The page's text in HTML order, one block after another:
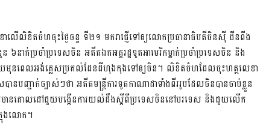
ើ​លិខិតចំហ​ចុះ​ថ្ងៃ​ចន្ទ ទី២១ មករា​ផ្ញើ​ទៅ​ឲ្យ​លោក​ប្រធានាធិបតី​ចិន​ស៊ី ជីនពីង
នាក់​ប្រចាំ​ប្រទេស​ចិន អតីត​ឯកអគ្គរដ្ឋទូត​អាមេរិក​ម្នាក់​ប្រចាំ​ប្រទេស​ចិន និង​
មុន​ពេល​អង់គ្លេស​ប្រគល់​ដែនដី​ហុងកុង​ទៅ​ឲ្យ​ចិន។ លិខិត​ចំហ​ដែល​ចុះ​ហត្ថលេខា​
ជាក់​ច្បាស់ៗ​ថា អតីត​មន្រ្តីការទូត​កាណាដា​ទាំង​ពីរ​រូប​ដែល​ចិន​បាន​ចាប់​ខ្លួន​
រ​មាន​គោលដៅ​ជួយ​បង្កើន​ការ​យល់ដឹង​ស្តីពី​ប្រទេស​ចិន​នៅ​បរទេស និង​ជួយ​លើក
នុង​លោក។